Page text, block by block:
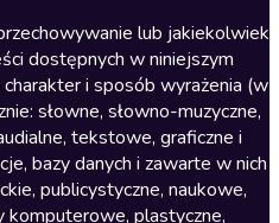
lub jakiekolwiek
dostępnych w niniejszym
i sposób wyrażenia (w
słowne, słowno-muzyczne,
tekstowe, graficzne i
bazy danych i zawarte w nich
publicystyczne, naukowe,
komputerowe, plastyczne,